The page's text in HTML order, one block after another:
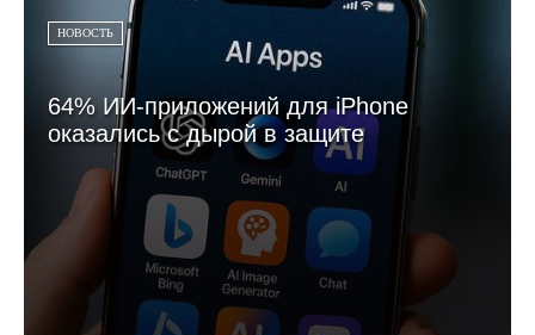
НОВОСТЬ
64% ИИ-приложений для iPhone
оказались с дырой в защите